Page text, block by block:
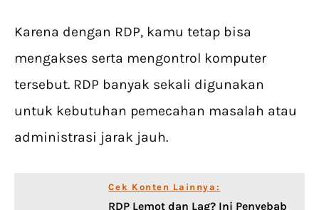
Karena dengan RDP, kamu tetap bisa
mengakses serta mengontrol komputer
tersebut. RDP banyak sekali digunakan
untuk kebutuhan pemecahan masalah atau
administrasi jarak jauh.
Cek Konten Lainnya:
RDP Lemot dan Lag? Ini Penyebab